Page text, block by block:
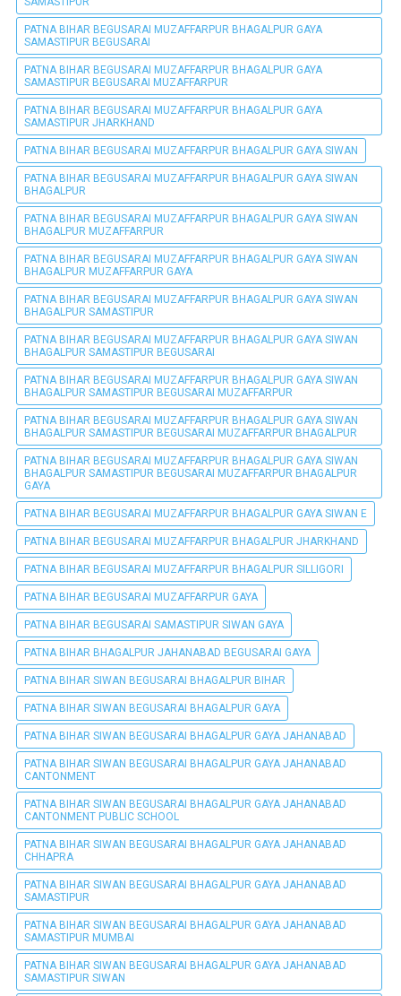
PATNA BIHAR BEGUSARAI MUZAFFARPUR BHAGALPUR GAYA
SAMASTIPUR BEGUSARAI
PATNA BIHAR BEGUSARAI MUZAFFARPUR BHAGALPUR GAYA
SAMASTIPUR BEGUSARAI MUZAFFARPUR
PATNA BIHAR BEGUSARAI MUZAFFARPUR BHAGALPUR GAYA
SAMASTIPUR JHARKHAND
PATNA BIHAR BEGUSARAI MUZAFFARPUR BHAGALPUR GAYA SIWAN
PATNA BIHAR BEGUSARAI MUZAFFARPUR BHAGALPUR GAYA SIWAN
BHAGALPUR
PATNA BIHAR BEGUSARAI MUZAFFARPUR BHAGALPUR GAYA SIWAN
BHAGALPUR MUZAFFARPUR
PATNA BIHAR BEGUSARAI MUZAFFARPUR BHAGALPUR GAYA SIWAN
BHAGALPUR MUZAFFARPUR GAYA
PATNA BIHAR BEGUSARAI MUZAFFARPUR BHAGALPUR GAYA SIWAN
BHAGALPUR SAMASTIPUR
PATNA BIHAR BEGUSARAI MUZAFFARPUR BHAGALPUR GAYA SIWAN
BHAGALPUR SAMASTIPUR BEGUSARAI
PATNA BIHAR BEGUSARAI MUZAFFARPUR BHAGALPUR GAYA SIWAN
BHAGALPUR SAMASTIPUR BEGUSARAI MUZAFFARPUR
PATNA BIHAR BEGUSARAI MUZAFFARPUR BHAGALPUR GAYA SIWAN
BHAGALPUR SAMASTIPUR BEGUSARAI MUZAFFARPUR BHAGALPUR
PATNA BIHAR BEGUSARAI MUZAFFARPUR BHAGALPUR GAYA SIWAN
BHAGALPUR SAMASTIPUR BEGUSARAI MUZAFFARPUR BHAGALPUR
GAYA
PATNA BIHAR BEGUSARAI MUZAFFARPUR BHAGALPUR GAYA SIWAN E
PATNA BIHAR BEGUSARAI MUZAFFARPUR BHAGALPUR JHARKHAND
PATNA BIHAR BEGUSARAI MUZAFFARPUR BHAGALPUR SILLIGORI
PATNA BIHAR BEGUSARAI MUZAFFARPUR GAYA
PATNA BIHAR BEGUSARAI SAMASTIPUR SIWAN GAYA
PATNA BIHAR BHAGALPUR JAHANABAD BEGUSARAI GAYA
PATNA BIHAR SIWAN BEGUSARAI BHAGALPUR BIHAR
PATNA BIHAR SIWAN BEGUSARAI BHAGALPUR GAYA
PATNA BIHAR SIWAN BEGUSARAI BHAGALPUR GAYA JAHANABAD
PATNA BIHAR SIWAN BEGUSARAI BHAGALPUR GAYA JAHANABAD
CANTONMENT
PATNA BIHAR SIWAN BEGUSARAI BHAGALPUR GAYA JAHANABAD
CANTONMENT PUBLIC SCHOOL
PATNA BIHAR SIWAN BEGUSARAI BHAGALPUR GAYA JAHANABAD
CHHAPRA
PATNA BIHAR SIWAN BEGUSARAI BHAGALPUR GAYA JAHANABAD
SAMASTIPUR
PATNA BIHAR SIWAN BEGUSARAI BHAGALPUR GAYA JAHANABAD
SAMASTIPUR MUMBAI
PATNA BIHAR SIWAN BEGUSARAI BHAGALPUR GAYA JAHANABAD
SAMASTIPUR SIWAN